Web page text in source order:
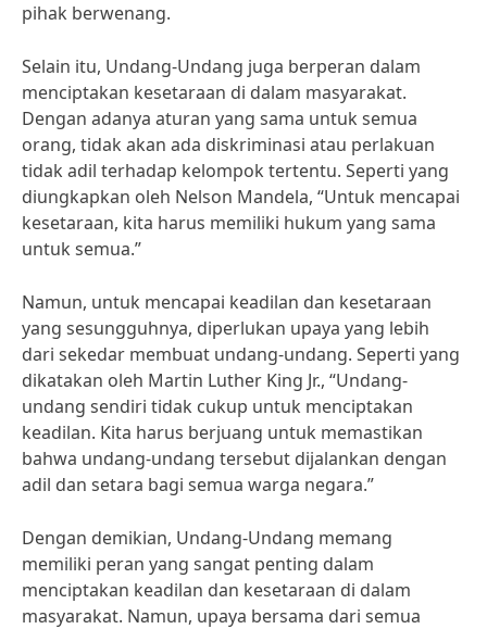
pihak berwenang.
Selain itu, Undang-Undang juga berperan dalam
menciptakan kesetaraan di dalam masyarakat.
Dengan adanya aturan yang sama untuk semua
orang, tidak akan ada diskriminasi atau perlakuan
tidak adil terhadap kelompok tertentu. Seperti yang
diungkapkan oleh Nelson Mandela, “Untuk mencapai
kesetaraan, kita harus memiliki hukum yang sama
untuk semua.”
Namun, untuk mencapai keadilan dan kesetaraan
yang sesungguhnya, diperlukan upaya yang lebih
dari sekedar membuat undang-undang. Seperti yang
dikatakan oleh Martin Luther King Jr., “Undang-
undang sendiri tidak cukup untuk menciptakan
keadilan. Kita harus berjuang untuk memastikan
bahwa undang-undang tersebut dijalankan dengan
adil dan setara bagi semua warga negara.”
Dengan demikian, Undang-Undang memang
memiliki peran yang sangat penting dalam
menciptakan keadilan dan kesetaraan di dalam
masyarakat. Namun, upaya bersama dari semua